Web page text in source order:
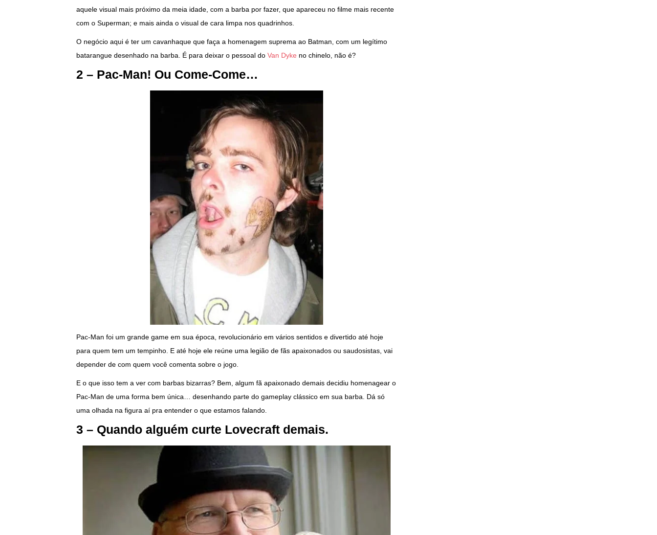
aquele visual mais próximo da meia idade, com a barba por fazer, que apareceu no filme mais recente
com o Superman; e mais ainda o visual de cara limpa nos quadrinhos.
O negócio aqui é ter um cavanhaque que faça a homenagem suprema ao Batman, com um legítimo
batarangue desenhado na barba. É para deixar o pessoal do Van Dyke no chinelo, não é?
2 – Pac-Man! Ou Come-Come…
Pac-Man foi um grande game em sua época, revolucionário em vários sentidos e divertido até hoje
para quem tem um tempinho. E até hoje ele reúne uma legião de fãs apaixonados ou saudosistas, vai
depender de com quem você comenta sobre o jogo.
E o que isso tem a ver com barbas bizarras? Bem, algum fã apaixonado demais decidiu homenagear o
Pac-Man de uma forma bem única… desenhando parte do gameplay clássico em sua barba. Dá só
uma olhada na figura aí pra entender o que estamos falando.
3 – Quando alguém curte Lovecraft demais.